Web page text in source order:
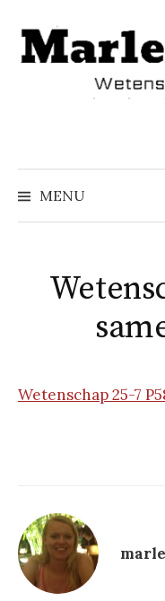
inhoud
springen
MENU
Wetenschap 25-7